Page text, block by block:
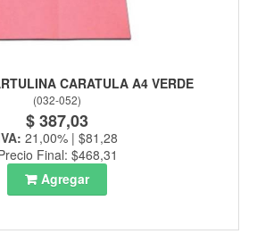
CARATULA A4 VERDE
(032-052)
$ 387,03
21,00% | $81,28
Final: $468,31
Agregar